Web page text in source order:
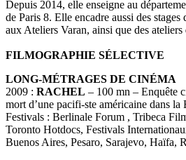
Depuis 2014, elle enseigne au
de Paris 8. Elle encadre aussi des
aux Ateliers Varan, ainsi que des
FILMOGRAPHIE SÉLECTIVE
LONG-MÉTRAGES DE CINÉMA
2009 : RACHEL – 100 mn – Enquête
mort d’une pacifi-ste américaine dans la
Festivals : Berlinale Forum , Tribeca
Toronto Hotdocs, Festivals
Buenos Aires, Pesaro, Sarajevo, Haïfa,